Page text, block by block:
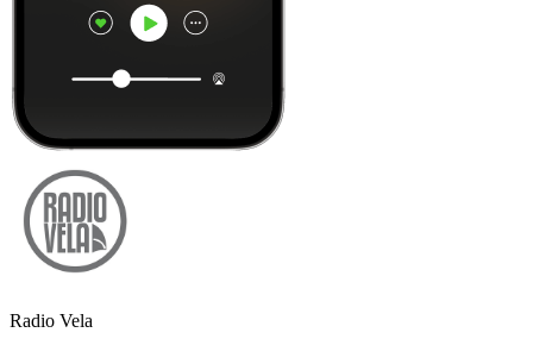
Radio Vela